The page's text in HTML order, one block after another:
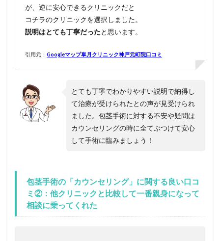
が、逆に安心できるクリニックだと
コチラのクリニックを選択しました。
説明はとても丁寧だったと思います。
引用元： Googleマップ皐月クリニック神戸元町院口コミ
とても丁寧でわかりやすい説明で納得し
て治療が受けられたとの声が見受けられ
ました。包茎手術に対する不安や疑問は
カウンセリングの時に全てぶつけて安心
して手術に臨みましょう！
包茎手術の「カウンセリング」に関する良い口コ
ミ②：他クリニックと比較して一番親身になって
相談に乗ってくれた